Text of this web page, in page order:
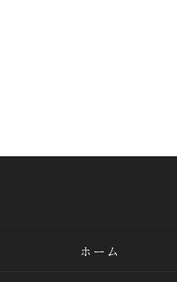
ホーム